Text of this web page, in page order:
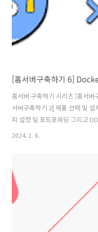
[홈서버구축하기 6]
홈서버 구축하기 시리즈 [홈서버
서버구축하기 2] 제품 선택 및
피 설정 및 포트포워딩 그리고
어를 활용하여 내 서버 아이피
Docker 및 Docker Swarm 설
지를 만들어보자(feat. 시놀로지
네트워크 구성도 및 홈서버 배치
운영을 위해서 나는 Docker 그
에는 그 이유와, 사용법을 서술 ..
2024. 1. 6.